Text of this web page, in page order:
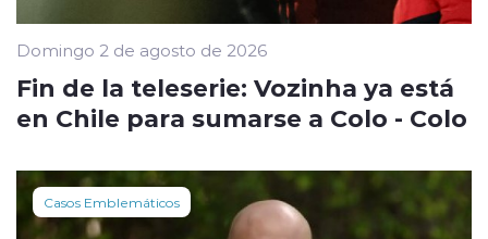
Domingo 2 de agosto de 2026
Fin de la teleserie: Vozinha ya está
en Chile para sumarse a Colo - Colo
Casos Emblemáticos